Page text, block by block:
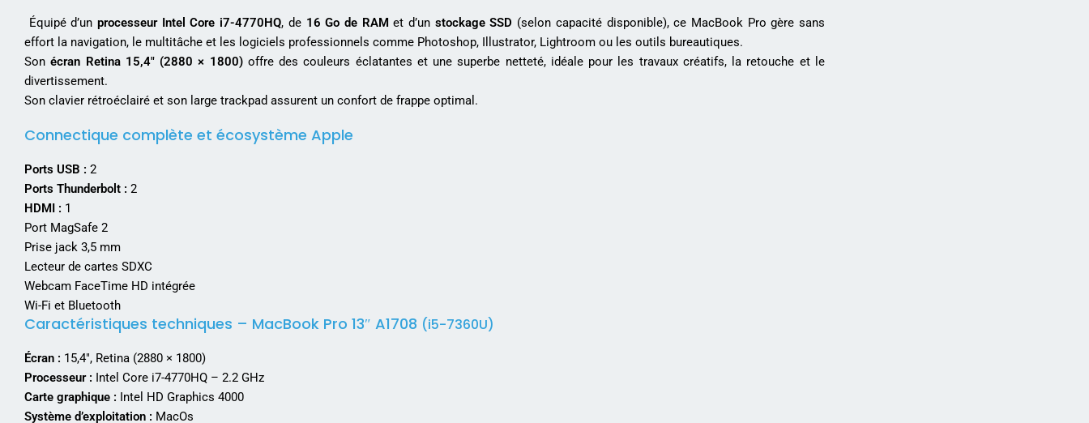
Équipé d’unprocesseur Intel Core i7-4770HQ, de 16 Go de RAM et d’un stockage SSD (selon capacité disponible), ce MacBook Pro gère sans
effort la navigation, le multitâche et les logiciels professionnels comme Photoshop, Illustrator, Lightroom ou les outils bureautiques.
Sonécran Retina 15,4″ (2880 × 1800)offre des couleurs éclatantes et une superbe netteté, idéale pour les travaux créatifs, la retouche et le
divertissement.
Son clavier rétroéclairé et son large trackpad assurent un confort de frappe optimal.
Connectique complète et écosystème Apple
Ports USB : 2
Ports Thunderbolt : 2
HDMI : 1
Port MagSafe 2
Prise jack 3,5 mm
Lecteur de cartes SDXC
Webcam FaceTime HD intégrée
Wi-Fi et Bluetooth
Caractéristiques techniques – MacBook Pro 13″ A1708 (i5-7360U)
Écran : 15,4″, Retina (2880 × 1800)
Processeur : Intel Core i7-4770HQ – 2.2 GHz
Carte graphique : Intel HD Graphics 4000
Système d’exploitation : MacOs